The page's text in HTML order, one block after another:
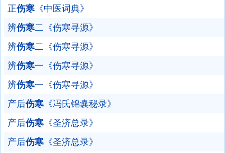
正伤寒 《中医词典》
辨伤寒二《伤寒寻源》
辨伤寒二《伤寒寻源》
辨伤寒一《伤寒寻源》
辨伤寒一《伤寒寻源》
产后伤寒 《冯氏锦囊秘录》
产后伤寒 《圣济总录》
产后伤寒 《圣济总录》